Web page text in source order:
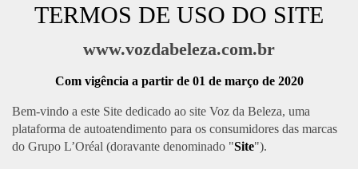
SOLAR
CONSULTORIA DE PRODUTOS LOREAL PARIS
TERMOS DE USO DO SITE
www.vozdabeleza.com.br
Com vigência a partir de 01 de março de 2020
Bem-vindo a este Site dedicado ao site Voz da Beleza, uma
plataforma de autoatendimento para os consumidores das marcas
do Grupo L’Oréal (doravante denominado "Site").